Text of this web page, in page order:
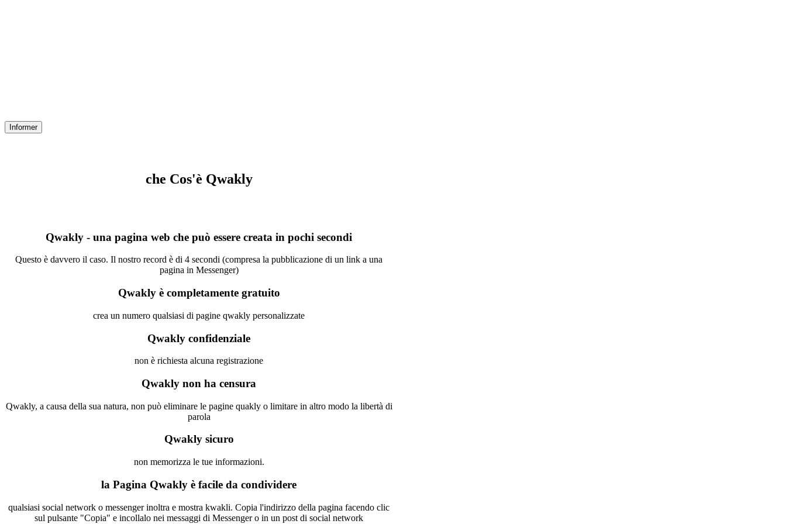
Informer
che Cos'è Qwakly
Qwakly - una pagina web che può essere creata in pochi secondi
Questo è davvero il caso. Il nostro record è di 4 secondi (compresa la pubblicazione di un link a una
pagina in Messenger)
Qwakly è completamente gratuito
crea un numero qualsiasi di pagine qwakly personalizzate
Qwakly confidenziale
non è richiesta alcuna registrazione
Qwakly non ha censura
Qwakly, a causa della sua natura, non può eliminare le pagine quakly o limitare in altro modo la libertà di
parola
Qwakly sicuro
non memorizza le tue informazioni.
la Pagina Qwakly è facile da condividere
qualsiasi social network o messenger inoltra e mostra kwakli. Copia l'indirizzo della pagina facendo clic
sul pulsante "Copia" e incollalo nei messaggi di Messenger o in un post di social network